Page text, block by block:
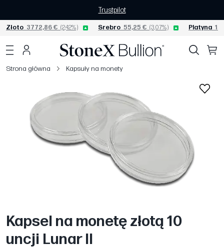
Trustpilot
Złoto 3772,86 € (2,42%) Srebro 55,25 € (3,07%) Platyna
Strona główna Kapsuły na monety
Kapsel na monetę złotą 10
uncji Lunar II